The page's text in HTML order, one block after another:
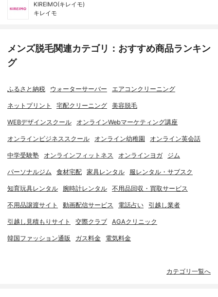
KIREIMO(キレイモ)
キレイモ
メンズ脱毛関連カテゴリ：おすすめ商品ランキン
グ
ふるさと納税 ウォーターサーバー エアコンクリーニング
ネットプリント 宅配クリーニング 美容脱毛
WEBデザインスクール オンラインWebマーケティング講座
オンラインビジネススクール オンライン幼稚園 オンライン英会話
中学受験塾 オンラインフィットネス オンラインヨガ ジム
パーソナルジム 食材宅配 家具レンタル 服レンタル・サブスク
知育玩具レンタル 腕時計レンタル 不用品回収・買取サービス
不用品譲渡サイト 動画配信サービス 電話占い 引越し業者
引越し見積もりサイト 交際クラブ AGAクリニック
韓国ファッション通販 ガス料金 電気料金
カテゴリ一覧へ